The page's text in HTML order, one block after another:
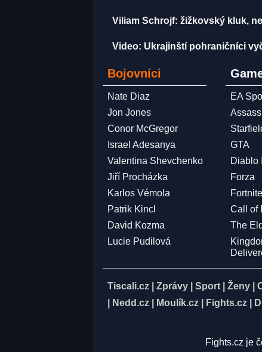
Viliam Schrojf: žižkovský kluk,
Video: Ukrajinští pohraničníci
Bojovníci
Nate Diaz
Jon Jones
Conor McGregor
Israel Adesanya
Valentina Shevchenko
Jiří Procházka
Karlos Vémola
Patrik Kincl
David Kozma
Lucie Pudilová
EA
GTA
Diablo
Forza
Fortnite
Call of
The
Tiscali.cz Zprávy Sport Ženy
Nedd.cz Moulík.cz Fights.cz
Fights.cz je